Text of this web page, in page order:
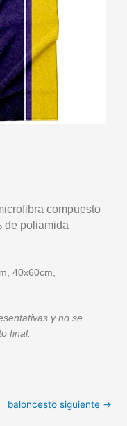
compuesto
de poliamida
40x60cm,
y no se
final.
baloncesto siguiente →